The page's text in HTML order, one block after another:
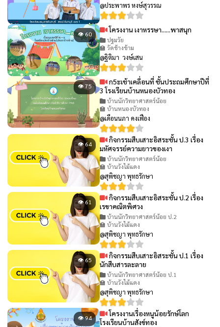
@ประพาพร หงษ์สุวรรณ
👁 60 โครงงาน เงาหรรษา......พาสนุก
ปฐมวัย
🏫 วัดช้างข้าม
@ฐิติมา วงษ์เสน
👁 75
ก5ะเช้าเคลื่อนที่ ชั้นประถมศึกษาปีที่
3 โรงเรียนบ้านหนองบัวทอง
บ้านนักวิทยาศาสตร์น้อย
🏫 บ้านหนองบัวทอง
@เดือนนภา คงเฟือง
👁 64
กิจกรรมสืบเสาะอิสระชั้น ป.3 เรื่อง
มหัศจรรย์ความยาวของเงา
บ้านนักวิทยาศาสตร์น้อย
🏫 บ้านวังไม้แดง
@สุพิชญา พุทธรักษา
👁 61
กิจกรรมสืบเสาะอิสระชั้น ป.2 เรื่อง
เรขาคณิตพิศวง
บ้านนักวิทยาศาสตร์น้อย ป.2
🏫 บ้านวังไม้แดง
@สุพิชญา พุทธรักษา
👁 65
กิจกรรมสืบเสาะอิสระชั้น ป.1 เรื่อง
นักสืบสารละลาย
บ้านนักวิทยาศาสตร์น้อย ป.1
🏫 บ้านวังไม้แดง
@สุพิชญา พุทธรักษา
👁 94
โครงงานเรื่องหนูน้อยรักษ์โลก
โรงเรียนบ้านสังข์ทอง